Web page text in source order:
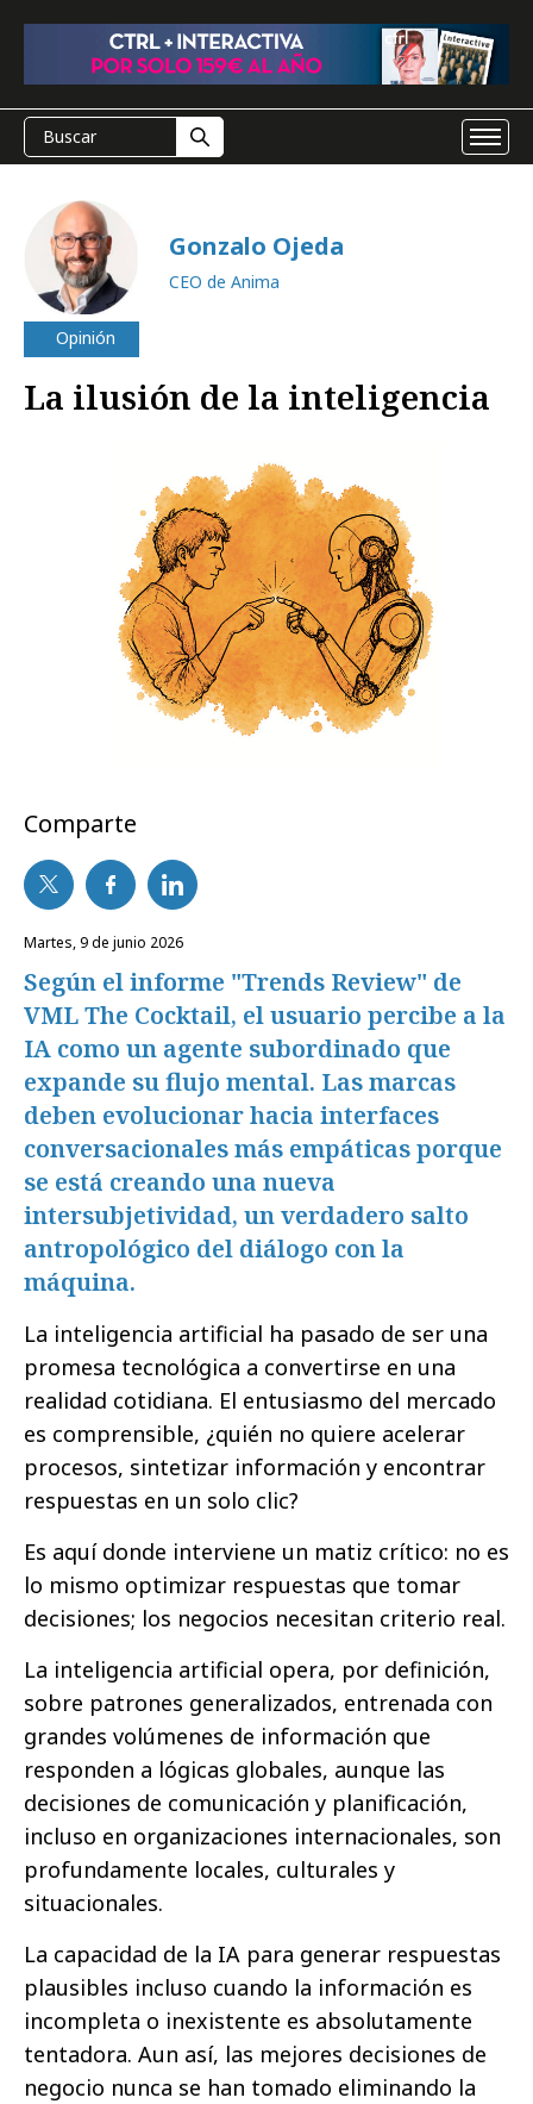
Gonzalo Ojeda
CEO de Anima
Opinión
La ilusión de la inteligencia
Comparte
martes, 9 de junio 2026
Según el informe "Trends Review" de
VML The Cocktail, el usuario percibe a la
IA como un agente subordinado que
expande su flujo mental. Las marcas
deben evolucionar hacia interfaces
conversacionales más empáticas porque
se está creando una nueva
intersubjetividad, un verdadero salto
antropológico del diálogo con la
máquina.
La inteligencia artificial ha pasado de ser una
promesa tecnológica a convertirse en una
realidad cotidiana. El entusiasmo del mercado
es comprensible, ¿quién no quiere acelerar
procesos, sintetizar información y encontrar
respuestas en un solo clic?
Es aquí donde interviene un matiz crítico: no es
lo mismo optimizar respuestas que tomar
decisiones; los negocios necesitan criterio real.
La inteligencia artificial opera, por definición,
sobre patrones generalizados, entrenada con
grandes volúmenes de información que
responden a lógicas globales, aunque las
decisiones de comunicación y planificación,
incluso en organizaciones internacionales, son
profundamente locales, culturales y
situacionales.
La capacidad de la IA para generar respuestas
plausibles incluso cuando la información es
incompleta o inexistente es absolutamente
tentadora. Aun así, las mejores decisiones de
negocio nunca se han tomado eliminando la